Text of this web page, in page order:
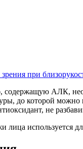
при
содержащую АЛК,
до которой можно
не
лица используется